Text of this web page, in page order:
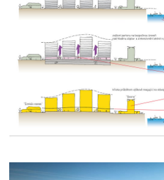
nová elektra